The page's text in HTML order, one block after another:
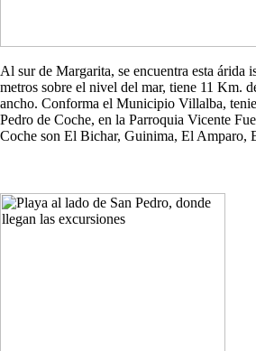
Al sur de Margarita, se encuentra esta árida
metros sobre el nivel del mar, tiene 11 Km.
ancho. Conforma el Municipio Villalba,
Pedro de Coche, en la Parroquia Vicente
Coche son El Bichar, Guinima, El Amparo,